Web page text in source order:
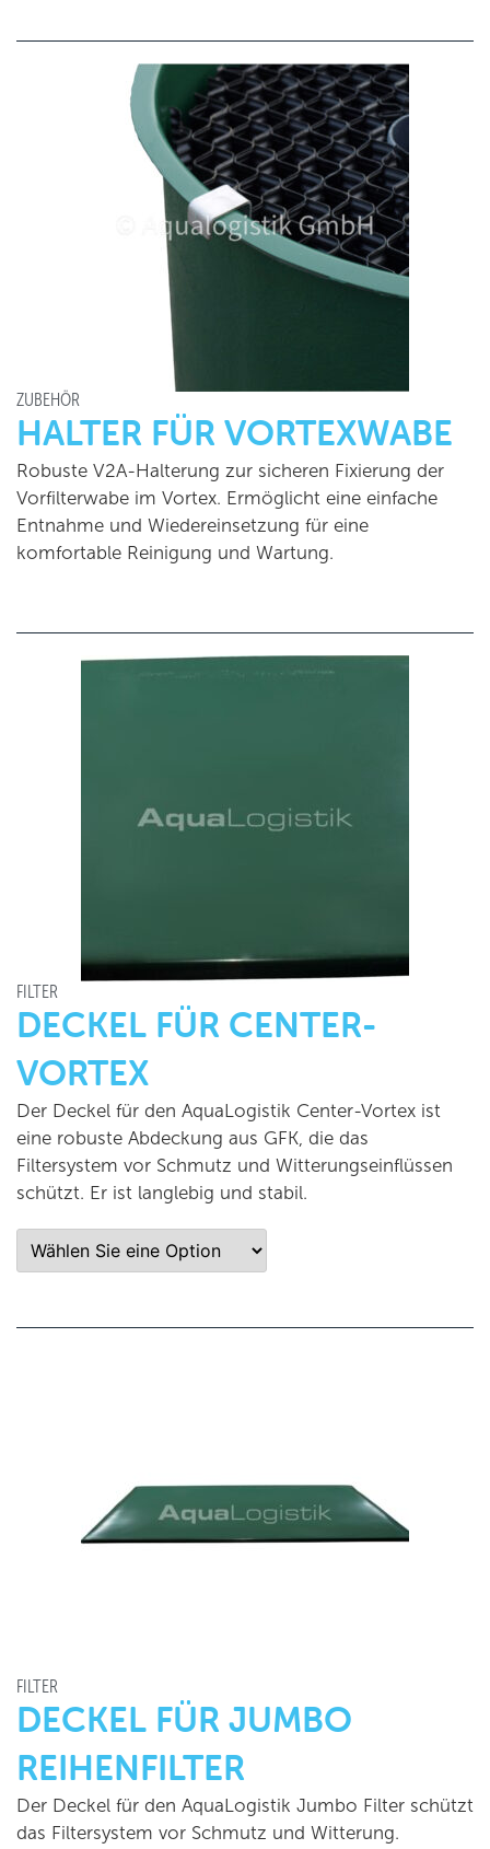
ZUBEHÖR
HALTER FÜR VORTEXWABE
Robuste V2A-Halterung zur sicheren Fixierung der
Vorfilterwabe im Vortex. Ermöglicht eine einfache
Entnahme und Wiedereinsetzung für eine
komfortable Reinigung und Wartung.
FILTER
DECKEL FÜR CENTER-
VORTEX
Der Deckel für den AquaLogistik Center-Vortex ist
eine robuste Abdeckung aus GFK, die das
Filtersystem vor Schmutz und Witterungseinflüssen
schützt. Er ist langlebig und stabil.
FILTER
DECKEL FÜR JUMBO
REIHENFILTER
Der Deckel für den AquaLogistik Jumbo Filter schützt
das Filtersystem vor Schmutz und Witterung.